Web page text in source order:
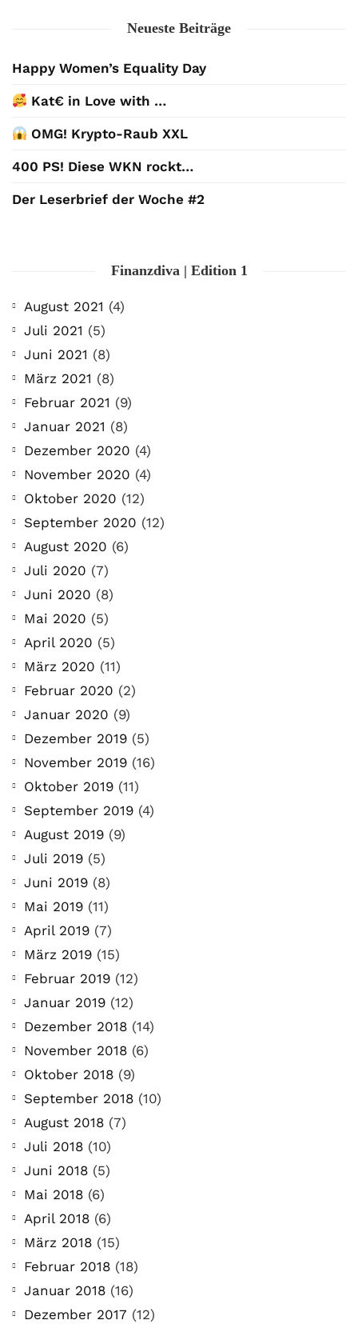
Neueste Beiträge
Happy Women’s Equality Day
Kat€ in Love with …
OMG! Krypto-Raub XXL
400 PS! Diese WKN rockt…
Der Leserbrief der Woche #2
Finanzdiva | Edition 1
August 2021 (4)
Juli 2021 (5)
Juni 2021 (8)
März 2021 (8)
Februar 2021 (9)
Januar 2021 (8)
Dezember 2020 (4)
November 2020 (4)
Oktober 2020 (12)
September 2020 (12)
August 2020 (6)
Juli 2020 (7)
Juni 2020 (8)
Mai 2020 (5)
April 2020 (5)
März 2020 (11)
Februar 2020 (2)
Januar 2020 (9)
Dezember 2019 (5)
November 2019 (16)
Oktober 2019 (11)
September 2019 (4)
August 2019 (9)
Juli 2019 (5)
Juni 2019 (8)
Mai 2019 (11)
April 2019 (7)
März 2019 (15)
Februar 2019 (12)
Januar 2019 (12)
Dezember 2018 (14)
November 2018 (6)
Oktober 2018 (9)
September 2018 (10)
August 2018 (7)
Juli 2018 (10)
Juni 2018 (5)
Mai 2018 (6)
April 2018 (6)
März 2018 (15)
Februar 2018 (18)
Januar 2018 (16)
Dezember 2017 (12)